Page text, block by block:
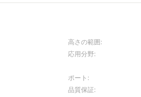
高さの範囲:
応用分野:
ポート:
品質保証: